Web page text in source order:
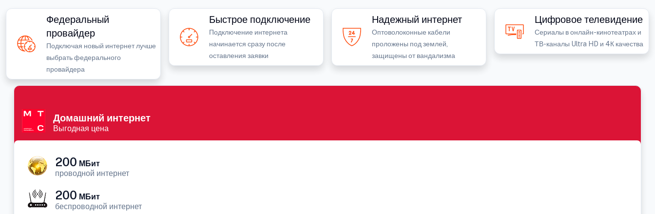
Федеральный
провайдер
Подключая новый интернет лучше
выбрать федерального
провайдера
Быстрое подключение
Подключение интернета
начинается сразу после
оставления заявки
Надежный интернет
Оптоволоконные кабели
проложены под землей,
защищены от вандализма
Цифровое телевидение
Сериалы в онлайн-кинотеатрах и
ТВ-каналы Ultra HD и 4К качества
Домашний интернет
Выгодная цена
200 МБит
проводной интернет
200 МБит
беспроводной интернет